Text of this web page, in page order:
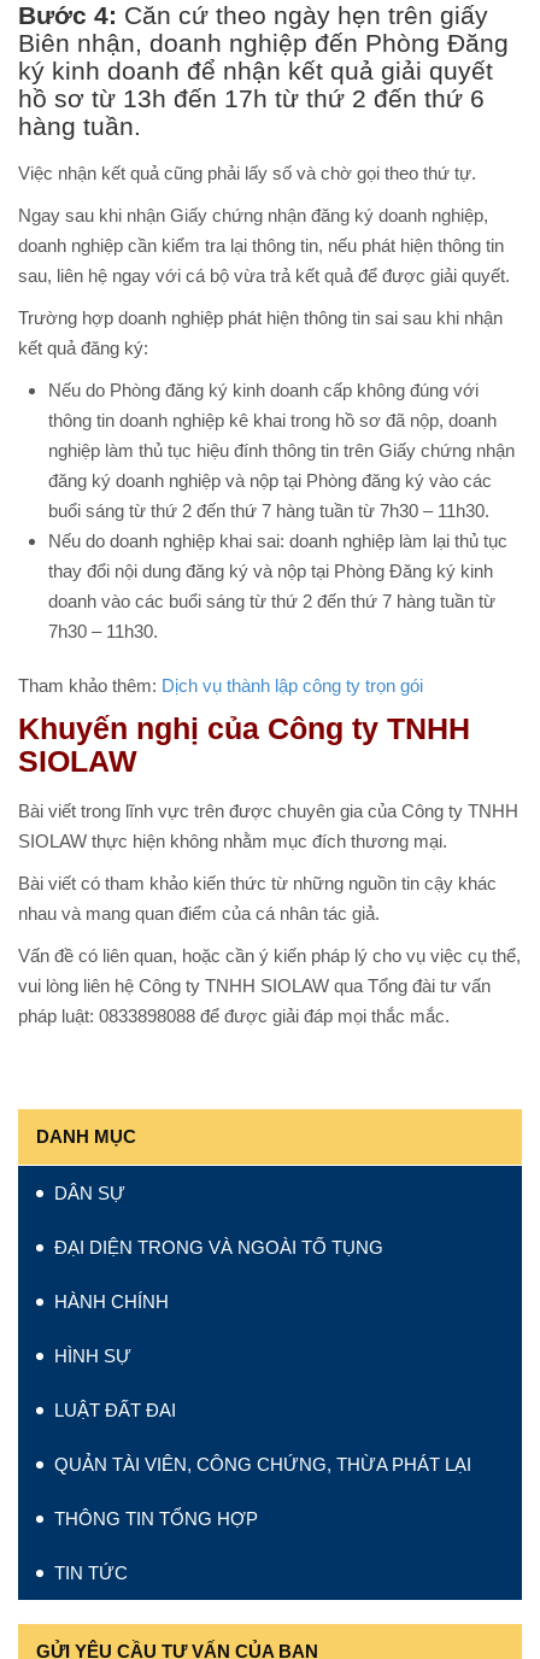
Bước 4: Căn cứ theo ngày hẹn trên giấy
Biên nhận, doanh nghiệp đến Phòng Đăng
ký kinh doanh để nhận kết quả giải quyết
hồ sơ từ 13h đến 17h từ thứ 2 đến thứ 6
hàng tuần.
Việc nhận kết quả cũng phải lấy số và chờ gọi theo thứ tự.
Ngay sau khi nhận Giấy chứng nhận đăng ký doanh nghiệp,
doanh nghiệp cần kiểm tra lại thông tin, nếu phát hiện thông tin
sau, liên hệ ngay với cá bộ vừa trả kết quả để được giải quyết.
Trường hợp doanh nghiệp phát hiện thông tin sai sau khi nhận
kết quả đăng ký:
Nếu do Phòng đăng ký kinh doanh cấp không đúng với
thông tin doanh nghiệp kê khai trong hồ sơ đã nộp, doanh
nghiệp làm thủ tục hiệu đính thông tin trên Giấy chứng nhận
đăng ký doanh nghiệp và nộp tại Phòng đăng ký vào các
buổi sáng từ thứ 2 đến thứ 7 hàng tuần từ 7h30 – 11h30.
Nếu do doanh nghiệp khai sai: doanh nghiệp làm lại thủ tục
thay đổi nội dung đăng ký và nộp tại Phòng Đăng ký kinh
doanh vào các buổi sáng từ thứ 2 đến thứ 7 hàng tuần từ
7h30 – 11h30.
Tham khảo thêm: Dịch vụ thành lập công ty trọn gói
Khuyến nghị của Công ty TNHH
SIOLAW
Bài viết trong lĩnh vực trên được chuyên gia của Công ty TNHH
SIOLAW thực hiện không nhằm mục đích thương mại.
Bài viết có tham khảo kiến thức từ những nguồn tin cậy khác
nhau và mang quan điểm của cá nhân tác giả.
Vấn đề có liên quan, hoặc cần ý kiến pháp lý cho vụ việc cụ thể,
vui lòng liên hệ Công ty TNHH SIOLAW qua Tổng đài tư vấn
pháp luật: 0833898088 để được giải đáp mọi thắc mắc.
DANH MỤC
DÂN SỰ
ĐẠI DIỆN TRONG VÀ NGOÀI TỐ TỤNG
HÀNH CHÍNH
HÌNH SỰ
LUẬT ĐẤT ĐAI
QUẢN TÀI VIÊN, CÔNG CHỨNG, THỪA PHÁT LẠI
THÔNG TIN TỔNG HỢP
TIN TỨC
GỬI YÊU CẦU TƯ VẤN CỦA BẠN